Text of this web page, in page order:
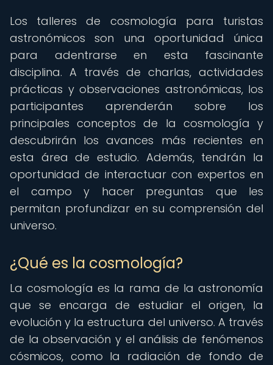
Los talleres de cosmología para turistas
astronómicos son una oportunidad única
para adentrarse en esta fascinante
disciplina. A través de charlas, actividades
prácticas y observaciones astronómicas, los
participantes aprenderán sobre los
principales conceptos de la cosmología y
descubrirán los avances más recientes en
esta área de estudio. Además, tendrán la
oportunidad de interactuar con expertos en
el campo y hacer preguntas que les
permitan profundizar en su comprensión del
universo.
¿Qué es la cosmología?
La cosmología es la rama de la astronomía
que se encarga de estudiar el origen, la
evolución y la estructura del universo. A través
de la observación y el análisis de fenómenos
cósmicos, como la radiación de fondo de